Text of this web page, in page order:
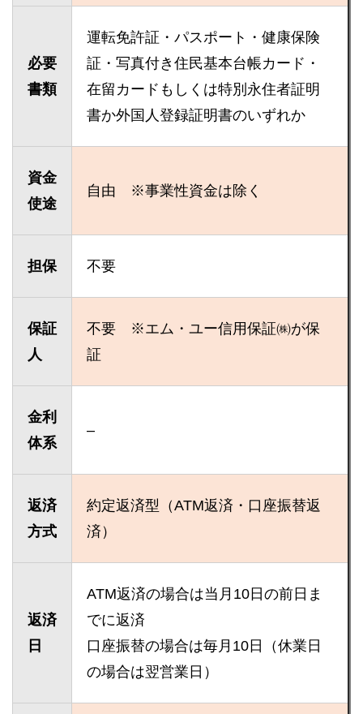
必要
書類
運転免許証・パスポート・健康保険
証・写真付き住民基本台帳カード・
在留カードもしくは特別永住者証明
書か外国人登録証明書のいずれか
資金
使途
自由 ※事業性資金は除く
担保 不要
保証
人
不要 ※エム・ユー信用保証㈱が保
証
金利
体系
–
返済
方式
約定返済型（ATM返済・口座振替返
済）
返済
日
ATM返済の場合は当月10日の前日ま
でに返済
口座振替の場合は毎月10日（休業日
の場合は翌営業日）